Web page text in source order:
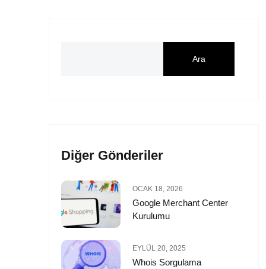
Ara
Diğer Gönderiler
OCAK 18, 2026
Google Merchant Center
Kurulumu
EYLÜL 20, 2025
Whois Sorgulama